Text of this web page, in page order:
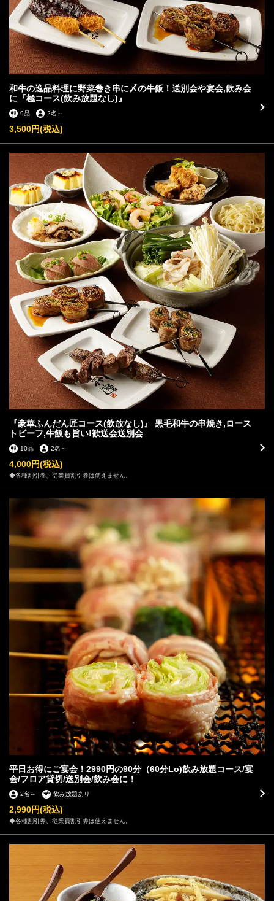
和牛の逸品料理に野菜巻き串に〆の牛飯！送別会や宴会,飲み会
に『極コース(飲み放題なし)』
9品 2名 ～
3,500円(税込)
『豪華ふんだん匠コース(飲放なし)』 黒毛和牛の串焼き,ロース
トビーフ,牛飯も旨い!歓送会送別会
10品 2名 ～
4,000円(税込)
◆各種割引券、従業員割引券は使えません。
平日お得にご宴会！2990円の90分（60分Lo)飲み放題コース/宴
会/フロア貸切/送別会/飲み会に！
2名 ～ 飲み放題あり
2,990円(税込)
◆各種割引券、従業員割引券は使えません。
コース | 炙り牛兵衛 岐阜駅玉宮店
岐阜県岐阜市長住町３-１９-４
https://akr6974662963.owst.jp/courses
お店情報をコピー
閉じる